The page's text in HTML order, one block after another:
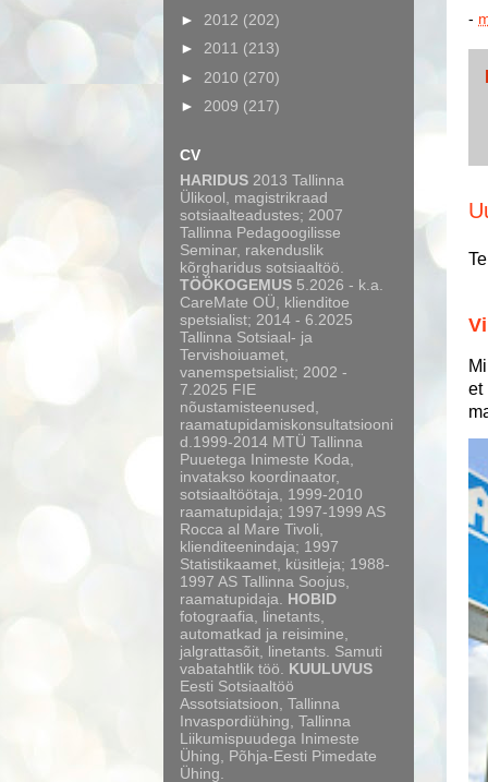
-
et
► 2012 (202)
► 2011 (213)
► 2010 (270)
► 2009 (217)
CV
HARIDUS 2013 Tallinna
Ülikool, magistrikraad
sotsiaalteadustes; 2007
Tallinna Pedagoogilisse
Seminar, rakenduslik
kõrgharidus sotsiaaltöö.
TÖÖKOGEMUS 5.2026 - k.a.
CareMate OÜ, klienditoe
spetsialist; 2014 - 6.2025
Tallinna Sotsiaal- ja
Tervishoiuamet,
vanemspetsialist; 2002 -
7.2025 FIE
nõustamisteenused,
raamatupidamiskonsultatsiooni
d.1999-2014 MTÜ Tallinna
Puuetega Inimeste Koda,
invatakso koordinaator,
sotsiaaltöötaja, 1999-2010
raamatupidaja; 1997-1999 AS
Rocca al Mare Tivoli,
klienditeenindaja; 1997
Statistikaamet, küsitleja; 1988-
1997 AS Tallinna Soojus,
raamatupidaja. HOBID
fotograafia, linetants,
automatkad ja reisimine,
jalgrattasõit, linetants. Samuti
vabatahtlik töö. KUULUVUS
Eesti Sotsiaaltöö
Assotsiatsioon, Tallinna
Invaspordiühing, Tallinna
Liikumispuudega Inimeste
Ühing, Põhja-Eesti Pimedate
Ühing.